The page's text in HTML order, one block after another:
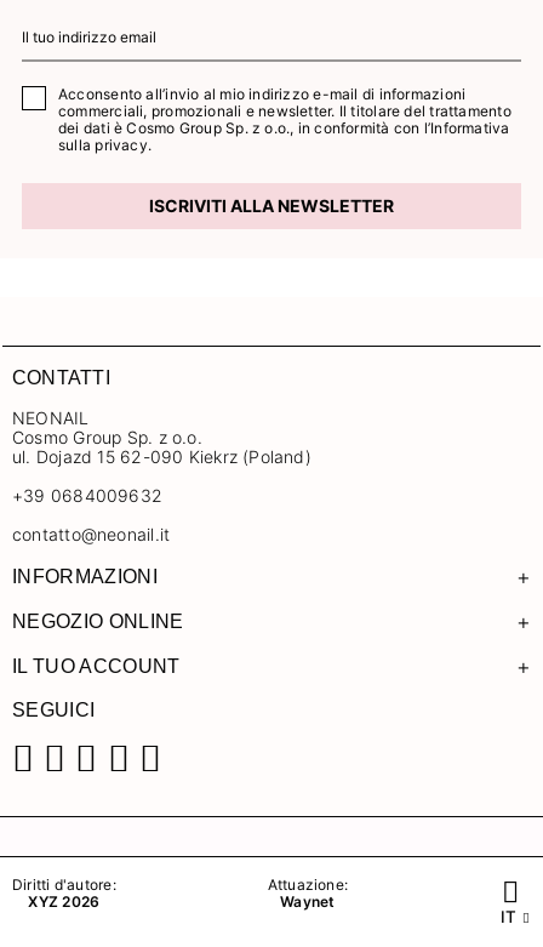
Acconsento all’invio al mio indirizzo e-mail di informazioni
commerciali, promozionali e newsletter. Il titolare del trattamento
dei dati è Cosmo Group Sp. z o.o., in conformità con l’Informativa
sulla privacy.
ISCRIVITI ALLA NEWSLETTER
CONTATTI
NEONAIL
Cosmo Group Sp. z o.o.
ul. Dojazd 15 62-090 Kiekrz (Poland)
+39 0684009632
contatto@neonail.it
INFORMAZIONI +
NEGOZIO ONLINE +
IL TUO ACCOUNT +
SEGUICI
Diritti d'autore:
XYZ 2026
Attuazione:
Waynet
IT